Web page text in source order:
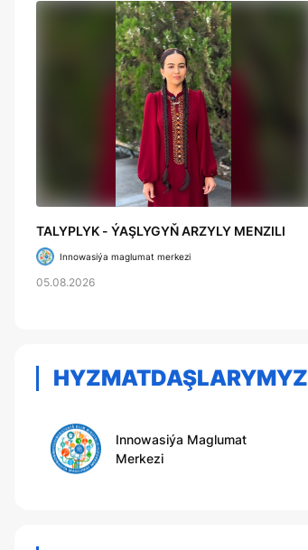
TALYPLYK - ÝAŞLYGYŇ ARZYLY MENZILI
Innowasiýa maglumat merkezi
05.08.2026
HYZMATDAŞLARYMYZ
Innowasiýa Maglumat
Merkezi